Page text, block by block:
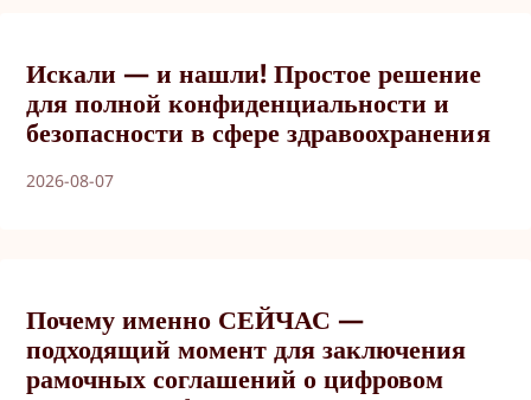
Искали — и нашли! Простое решение
для полной конфиденциальности и
безопасности в сфере здравоохранения
2026-08-07
Почему именно СЕЙЧАС —
подходящий момент для заключения
рамочных соглашений о цифровом